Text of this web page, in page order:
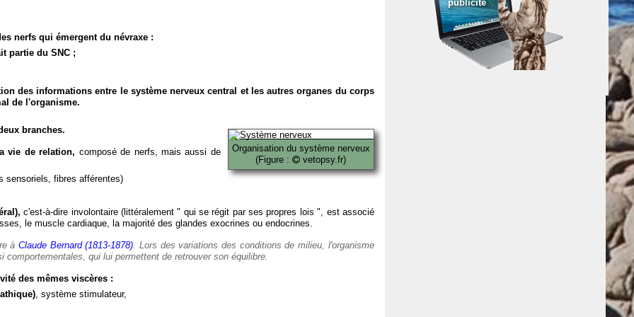
nerfs qui émergent du névraxe :
partie du SNC ;
des informations entre le système nerveux central et les autres organes du corps
de l'organisme.
Organisation du système nerveux
(Figure :
vetopsy.fr)
branches.
vie de relation, composé de nerfs, mais aussi de
sensoriels, fibres afférentes)
c'est-à-dire involontaire (littéralement " qui se régit par ses propres lois ", est associé
le muscle cardiaque, la majorité des glandes exocrines ou endocrines.
àClaude Bernard (1813-1878). Lors des variations des conditions de milieu, l'organisme
qui lui permettent de retrouver son équilibre.
des mêmes viscères :
, système stimulateur,
publicité